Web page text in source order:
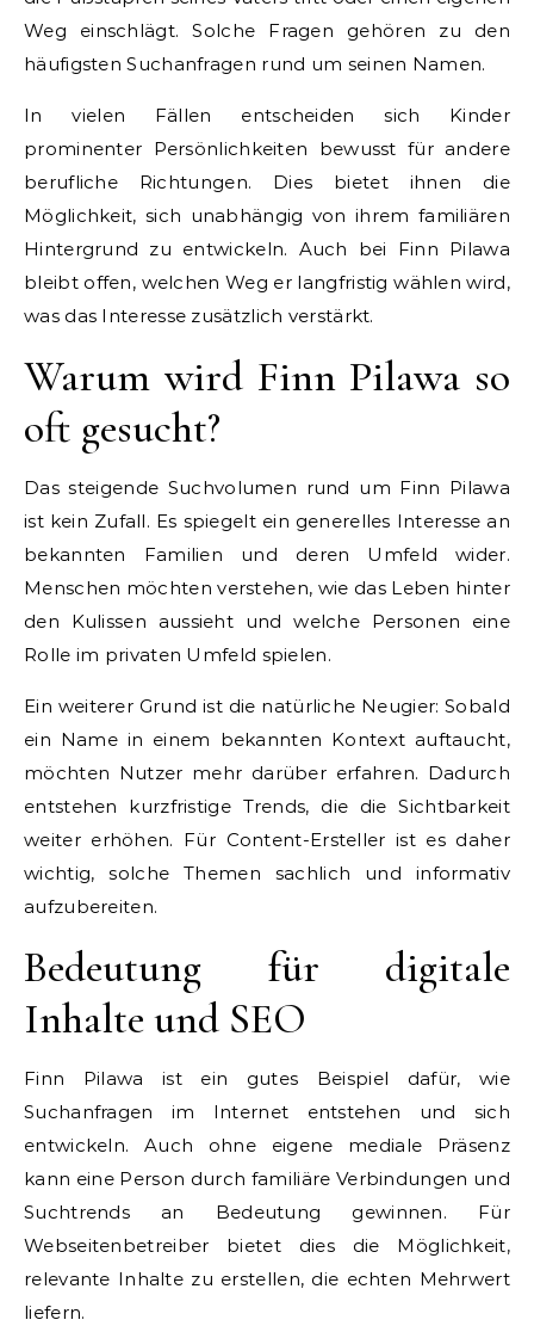
Weg einschlägt. Solche Fragen gehören zu den
häufigsten Suchanfragen rund um seinen Namen.
In vielen Fällen entscheiden sich Kinder
prominenter Persönlichkeiten bewusst für andere
berufliche Richtungen. Dies bietet ihnen die
Möglichkeit, sich unabhängig von ihrem familiären
Hintergrund zu entwickeln. Auch bei Finn Pilawa
bleibt offen, welchen Weg er langfristig wählen wird,
was das Interesse zusätzlich verstärkt.
Warum wird Finn Pilawa so
oft gesucht?
Das steigende Suchvolumen rund um Finn Pilawa
ist kein Zufall. Es spiegelt ein generelles Interesse an
bekannten Familien und deren Umfeld wider.
Menschen möchten verstehen, wie das Leben hinter
den Kulissen aussieht und welche Personen eine
Rolle im privaten Umfeld spielen.
Ein weiterer Grund ist die natürliche Neugier: Sobald
ein Name in einem bekannten Kontext auftaucht,
möchten Nutzer mehr darüber erfahren. Dadurch
entstehen kurzfristige Trends, die die Sichtbarkeit
weiter erhöhen. Für Content-Ersteller ist es daher
wichtig, solche Themen sachlich und informativ
aufzubereiten.
Bedeutung für digitale
Inhalte und SEO
Finn Pilawa ist ein gutes Beispiel dafür, wie
Suchanfragen im Internet entstehen und sich
entwickeln. Auch ohne eigene mediale Präsenz
kann eine Person durch familiäre Verbindungen und
Suchtrends an Bedeutung gewinnen. Für
Webseitenbetreiber bietet dies die Möglichkeit,
relevante Inhalte zu erstellen, die echten Mehrwert
liefern.